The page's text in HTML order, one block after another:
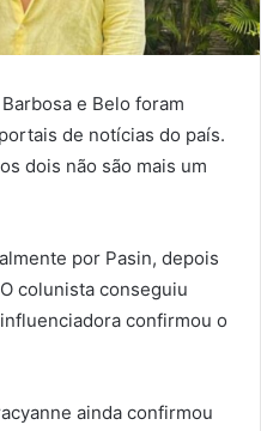
e Belo foram
de notícias do país.
dois não são mais um
por Pasin, depois
colunista conseguiu
confirmou o
ainda confirmou